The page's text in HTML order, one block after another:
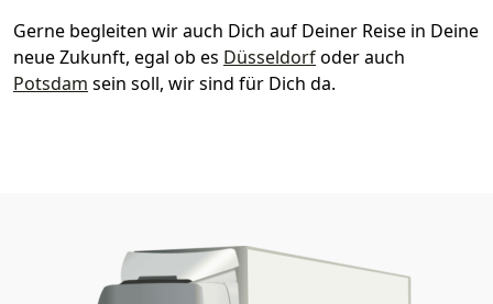
Gerne begleiten wir auch Dich auf Deiner Reise in Deine
neue Zukunft, egal ob es Düsseldorfoder auch
Potsdam sein soll, wir sind für Dich da.